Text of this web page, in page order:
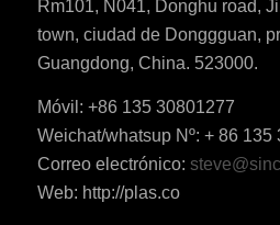
Rm101, N041, Donghu road,
town, ciudad de Donggguan,
Guangdong, China. 523000.
Móvil: +86 135 30801277
Weichat/whatsup Nº: + 86 135
Correo electrónico:
Web: http://plas.co
ES_MX